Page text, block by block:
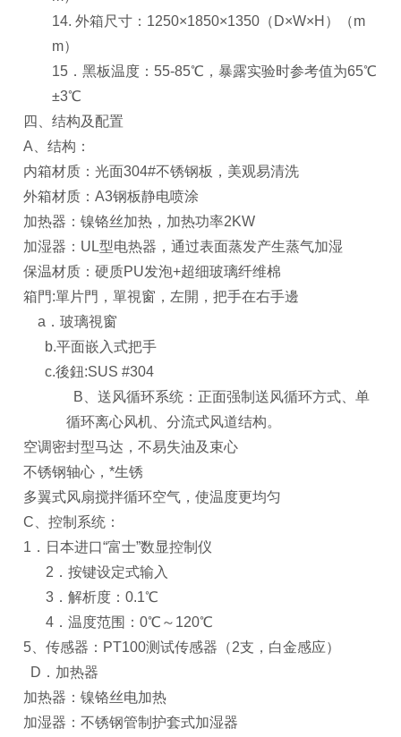
14.外箱尺寸：1250×1850×1350（D×W×H）（m
m）
15 ．黑板温度：55-85℃，暴露实验时参考值为65℃
±3℃
四、结构及配置
A 、结构：
内箱材质：光面304#不锈钢板，美观易清洗
外箱材质：A3钢板静电喷涂
加热器：镍铬丝加热，加热功率2KW
加湿器：UL型电热器，通过表面蒸发产生蒸气加湿
保温材质：硬质PU发泡+超细玻璃纤维棉
箱門:單片門，單視窗，左開，把手在右手邊
a ．玻璃視窗
b.平面嵌入式把手
c.後鈕:SUS #304
B 、送风循环系统：正面强制送风循环方式、单
循环离心风机、分流式风道结构。
空调密封型马达，不易失油及束心
不锈钢轴心，*生锈
多翼式风扇搅拌循环空气，使温度更均匀
C 、控制系统：
1 ．日本进口“富士”数显控制仪
2 ．按键设定式输入
3．解析度：0.1℃
4．温度范围：0℃～120℃
5 、传感器：PT100测试传感器（2支，白金感应）
D ．加热器
加热器：镍铬丝电加热
加湿器：不锈钢管制护套式加湿器